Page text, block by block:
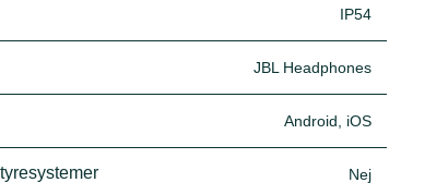
IP54
JBL Headphones
Android, iOS
Nej